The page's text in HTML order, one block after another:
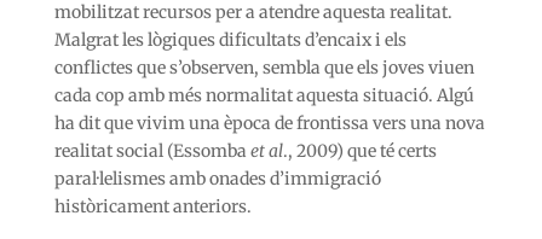
mobilitzat recursos per a atendre aquesta realitat.
Malgrat les lògiques dificultats d’encaix i els
conflictes que s’observen, sembla que els joves viuen
cada cop amb més normalitat aquesta situació. Algú
ha dit que vivim una època de frontissa vers una nova
realitat social (Essomba et al., 2009) que té certs
paral·lelismes amb onades d’immigració
històricament anteriors.